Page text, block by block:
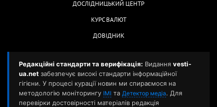
ДОСЛІДНИЦЬКИЙ ЦЕНТР
КУРС ВАЛЮТ
ДОВІДНИК
Редакційні стандарти та верифікація: Видання vesti-
ua.net забезпечує високі стандарти інформаційної
гігієни. У процесі курації новин ми спираємося на
методологію моніторингу ІМІ та Детектор медіа. Для
перевірки достовірності матеріалів редакція